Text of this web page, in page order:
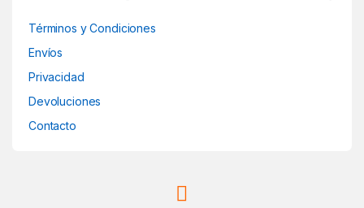
Términos y Condiciones
Envíos
Privacidad
Devoluciones
Contacto